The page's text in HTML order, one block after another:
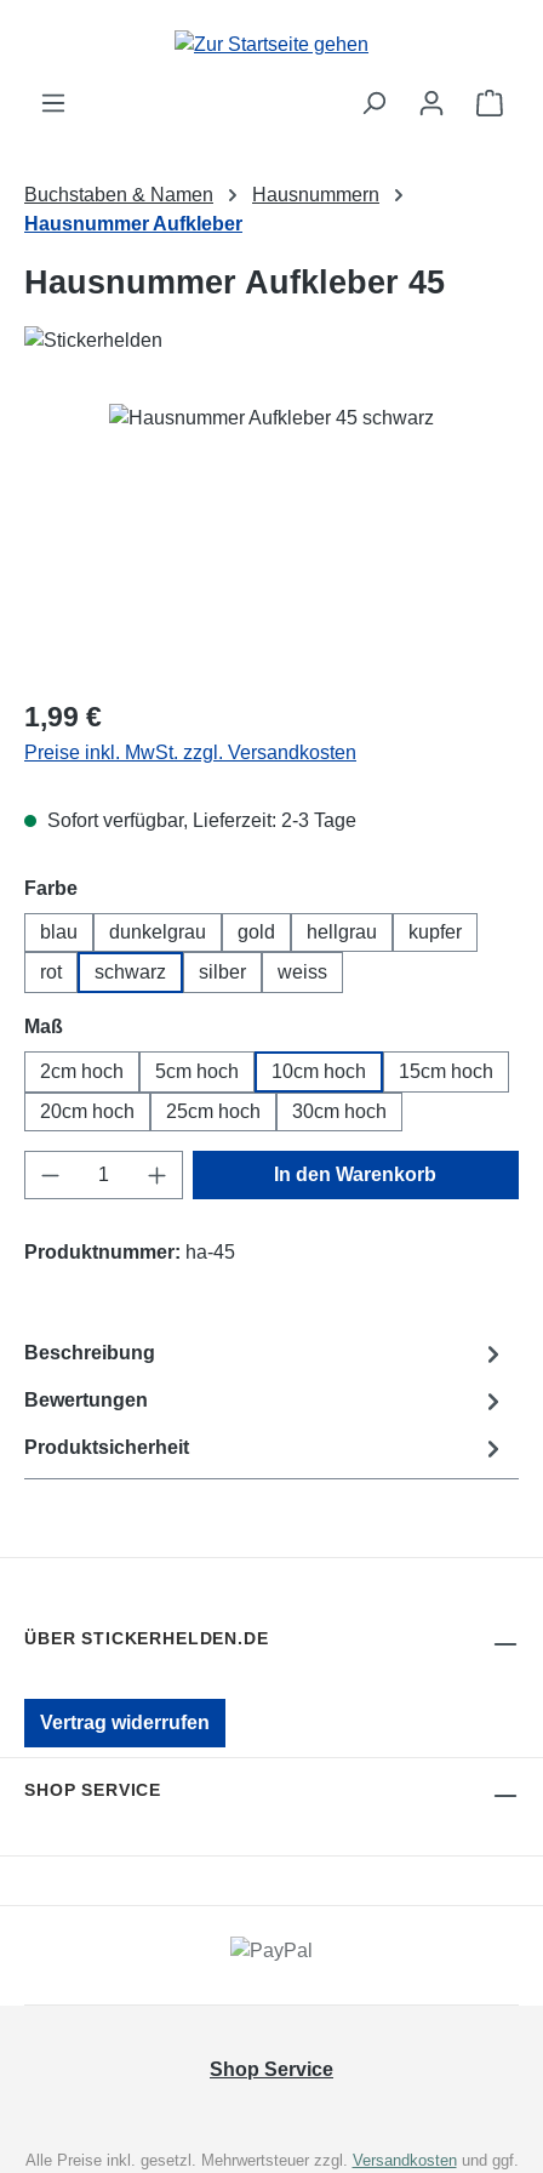
Zum Hauptinhalt springen
Buchstaben & Namen
Hausnummern
Hausnummer Aufkleber
Hausnummer Aufkleber 45
Bildergalerie überspringen
Regulärer Preis:
1,99 €
Preise inkl. MwSt. zzgl. Versandkosten
Sofort verfügbar, Lieferzeit: 2-3 Tage
Farbe
blau dunkelgrau gold hellgrau
kupfer
rot
schwarz silber weiss
Maß
2cm hoch 5cm hoch 10cm hoch
15cm hoch
20cm hoch
25cm hoch 30cm hoch
Produkt Anzahl: Gib den gewünschten
In den Warenkorb
Produktnummer: ha-45
Beschreibung
Bewertungen
Produktsicherheit
ÜBER STICKERHELDEN.DE
Vertrag widerrufen
SHOP SERVICE
Shop Service
Alle Preise inkl. gesetzl. Mehrwertsteuer zzgl. Versandkostenund ggf.